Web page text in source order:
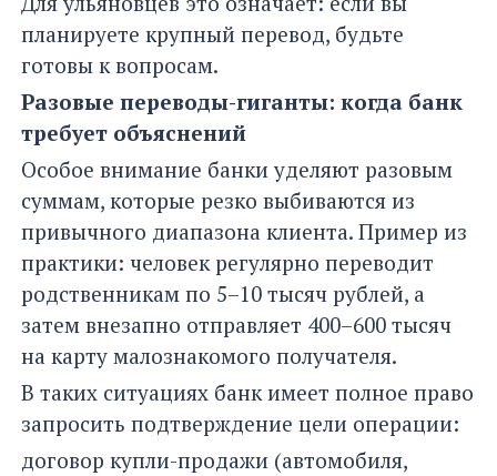
планируете крупный перевод, будьте
готовы к вопросам.
Разовые переводы-гиганты: когда банк
требует объяснений
Особое внимание банки уделяют разовым
суммам, которые резко выбиваются из
привычного диапазона клиента. Пример из
практики: человек регулярно переводит
родственникам по 5–10 тысяч рублей, а
затем внезапно отправляет 400–600 тысяч
на карту малознакомого получателя.
В таких ситуациях банк имеет полное право
запросить подтверждение цели операции:
договор купли-продажи (автомобиля,